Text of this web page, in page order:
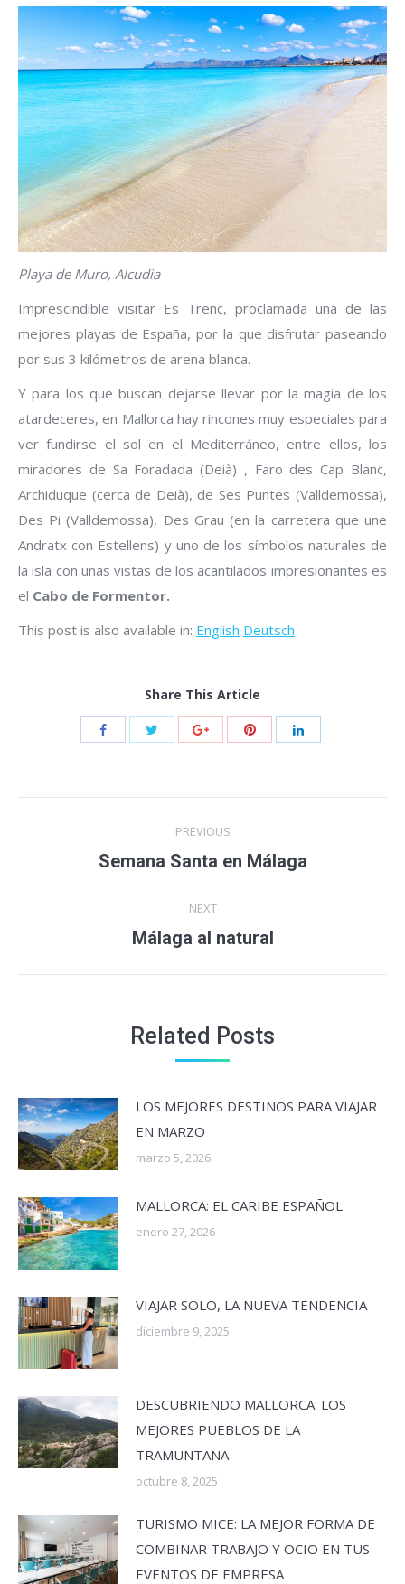
Playa de Muro, Alcudia
Imprescindible visitar Es Trenc, proclamada una de las
mejores playas de España, por la que disfrutar paseando
por sus 3 kilómetros de arena blanca.
Y para los que buscan dejarse llevar por la magia de los
atardeceres, en Mallorca hay rincones muy especiales para
ver fundirse el sol en el Mediterráneo, entre ellos, los
miradores de Sa Foradada (Deià) , Faro des Cap Blanc,
Archiduque (cerca de Deià), de Ses Puntes (Valldemossa),
Des Pi (Valldemossa), Des Grau (en la carretera que une
Andratx con Estellens) y uno de los símbolos naturales de
la isla con unas vistas de los acantilados impresionantes es
el Cabo de Formentor.
This post is also available in: English Deutsch
Share This Article
navigation
PREVIOUS
Previous
Semana Santa en Málaga
NEXT
Next
Málaga al natural
Related Posts
LOS MEJORES DESTINOS PARA VIAJAR
EN MARZO
marzo 5, 2026
MALLORCA: EL CARIBE ESPAÑOL
enero 27, 2026
VIAJAR SOLO, LA NUEVA TENDENCIA
diciembre 9, 2025
DESCUBRIENDO MALLORCA: LOS
MEJORES PUEBLOS DE LA
TRAMUNTANA
octubre 8, 2025
TURISMO MICE: LA MEJOR FORMA DE
COMBINAR TRABAJO Y OCIO EN TUS
EVENTOS DE EMPRESA